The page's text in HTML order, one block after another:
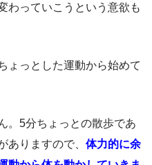
わっていこうという意欲も
ょっとした運動から始めて
。5分ちょっとの散歩であ
ありますので、 体力的に余